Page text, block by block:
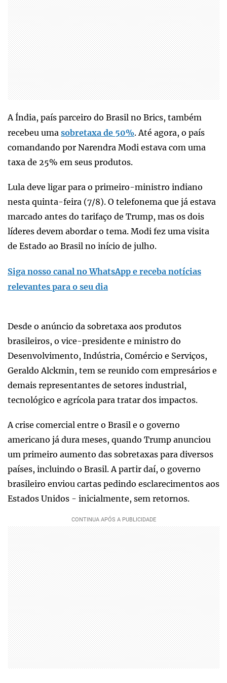
A Índia, país parceiro do Brasil no Brics, também
recebeu uma sobretaxa de 50%. Até agora, o país
comandando por Narendra Modi estava com uma
taxa de 25% em seus produtos.
Lula deve ligar para o primeiro-ministro indiano
nesta quinta-feira (7/8). O telefonema que já estava
marcado antes do tarifaço de Trump, mas os dois
líderes devem abordar o tema. Modi fez uma visita
de Estado ao Brasil no início de julho.
Siga nosso canal no WhatsApp e receba notícias
relevantes para o seu dia
Desde o anúncio da sobretaxa aos produtos
brasileiros, o vice-presidente e ministro do
Desenvolvimento, Indústria, Comércio e Serviços,
Geraldo Alckmin, tem se reunido com empresários e
demais representantes de setores industrial,
tecnológico e agrícola para tratar dos impactos.
A crise comercial entre o Brasil e o governo
americano já dura meses, quando Trump anunciou
um primeiro aumento das sobretaxas para diversos
países, incluindo o Brasil. A partir daí, o governo
brasileiro enviou cartas pedindo esclarecimentos aos
Estados Unidos - inicialmente, sem retornos.